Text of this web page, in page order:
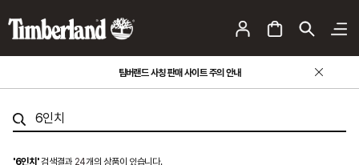
팀버랜드 사칭 판매 사이트 주의 안내
'6인치'검색결과 24개의 상품이 있습니다.